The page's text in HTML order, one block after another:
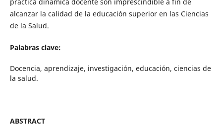
alcanzar la calidad de la educación superior en las Ciencias
de la Salud.
Palabras clave:
Docencia, aprendizaje, investigación, educación, ciencias de
la salud.
ABSTRACT